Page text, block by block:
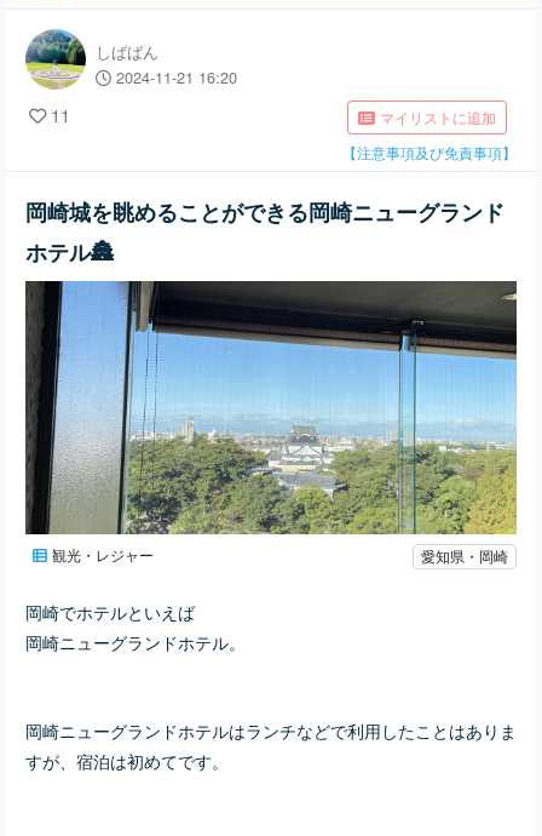
しばばん
2024-11-21 16:20
11
マイリストに追加
【注意事項及び免責事項】
岡崎城を眺めることができる岡崎ニューグランド
ホテル🏯
観光・レジャー 愛知県・岡崎
岡崎でホテルといえば
岡崎ニューグランドホテル。
岡崎ニューグランドホテルはランチなどで利用したことはありま
すが、 宿泊は初めてです。